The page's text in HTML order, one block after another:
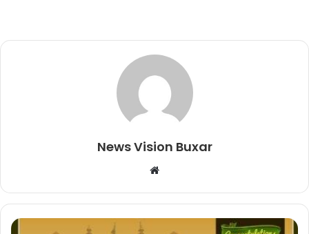
News Vision Buxar
b
s